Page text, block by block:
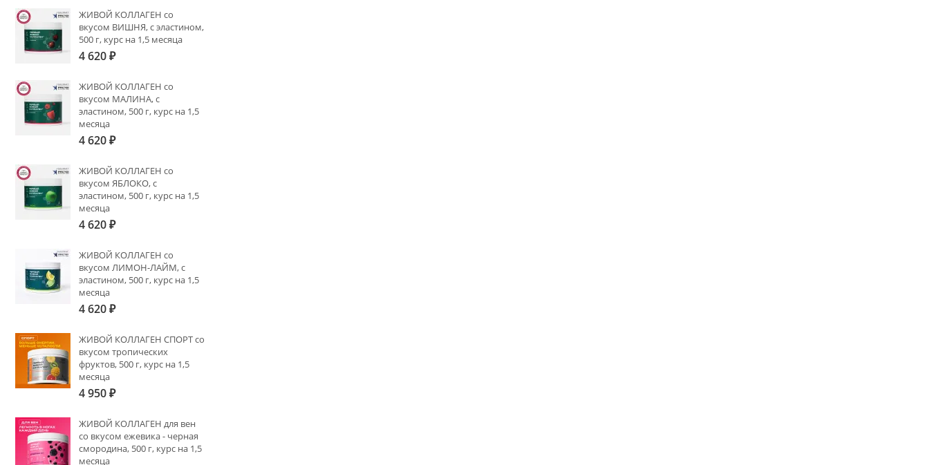
ЖИВОЙ КОЛЛАГЕН со
вкусом ВИШНЯ, с эластином,
500 г, курс на 1,5 месяца
4 620₽
ЖИВОЙ КОЛЛАГЕН со
вкусом МАЛИНА, с
эластином, 500 г, курс на 1,5
месяца
4 620₽
ЖИВОЙ КОЛЛАГЕН со
вкусом ЯБЛОКО, с
эластином, 500 г, курс на 1,5
месяца
4 620₽
ЖИВОЙ КОЛЛАГЕН со
вкусом ЛИМОН-ЛАЙМ, с
эластином, 500 г, курс на 1,5
месяца
4 620₽
ЖИВОЙ КОЛЛАГЕН СПОРТ со
вкусом тропических
фруктов, 500 г, курс на 1,5
месяца
4 950₽
ЖИВОЙ КОЛЛАГЕН для вен
со вкусом ежевика - черная
смородина, 500 г, курс на 1,5
месяца